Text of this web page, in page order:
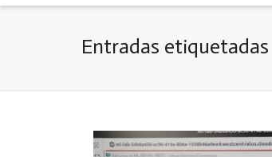
Entradas etiquetadas